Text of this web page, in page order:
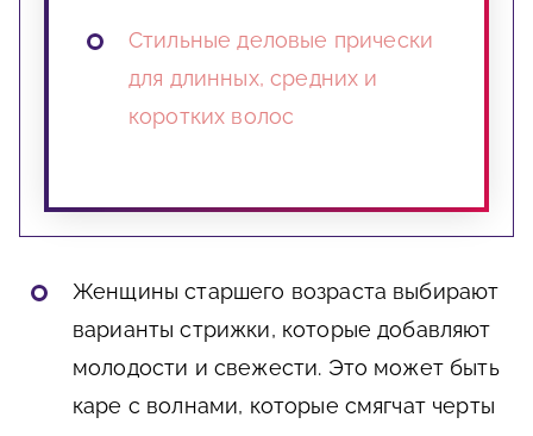
Стильные деловые прически
для длинных, средних и
коротких волос
Женщины старшего возраста выбирают
варианты стрижки, которые добавляют
молодости и свежести. Это может быть
каре с волнами, которые смягчат черты